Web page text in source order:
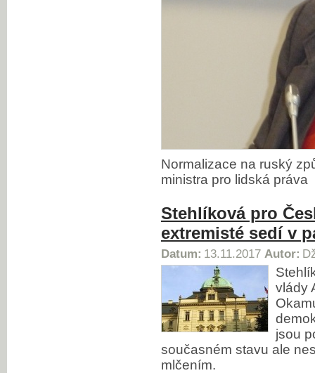
Normalizace na ruský
ministra pro lidská práva
Stehlíková pro
extremisté sedí v
Datum: 13.11.2017 Autor:
vlády
jsou
současném stavu ale
mlčením.